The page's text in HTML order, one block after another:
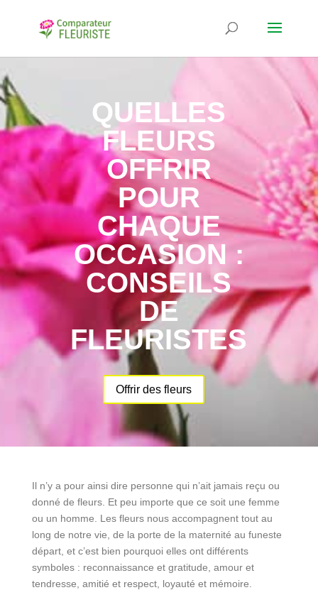
QUELLES
FLEURS
OFFRIR
POUR
CHAQUE
OCCASION :
CONSEILS
DE
FLEURISTES
Offrir des fleurs
Il n’y a pour ainsi dire personne qui n’ait jamais reçu ou
donné de fleurs. Et peu importe que ce soit une femme
ou un homme. Les fleurs nous accompagnent tout au
long de notre vie, de la porte de la maternité au funeste
départ, et c’est bien pourquoi elles ont différents
symboles : reconnaissance et gratitude, amour et
tendresse, amitié et respect, loyauté et mémoire.